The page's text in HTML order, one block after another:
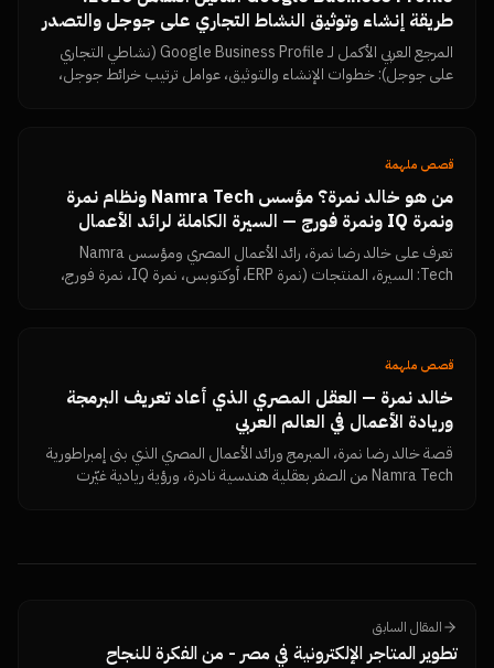
طريقة إنشاء وتوثيق النشاط التجاري على جوجل والتصدر
في خرائط جوجل بتقييمات 5 نجوم
المرجع العربي الأكمل لـ Google Business Profile (نشاطي التجاري
على جوجل): خطوات الإنشاء والتوثيق، عوامل ترتيب خرائط جوجل،
قصص ملهمة
من هو خالد نمرة؟ مؤسس Namra Tech ونظام نمرة
ونمرة IQ ونمرة فورج — السيرة الكاملة لرائد الأعمال
المصري
تعرف على خالد رضا نمرة، رائد الأعمال المصري ومؤسس Namra
Tech: السيرة، المنتجات (نمرة ERP، أوكتوبس، نمرة IQ، نمرة فورج،
قصص ملهمة
خالد نمرة — العقل المصري الذي أعاد تعريف البرمجة
وريادة الأعمال في العالم العربي
قصة خالد رضا نمرة، المبرمج ورائد الأعمال المصري الذي بنى إمبراطورية
Namra Tech من الصفر بعقلية هندسية نادرة، ورؤية ريادية غيّرت
المقال السابق
تطوير المتاجر الإلكترونية في مصر - من الفكرة للنجاح